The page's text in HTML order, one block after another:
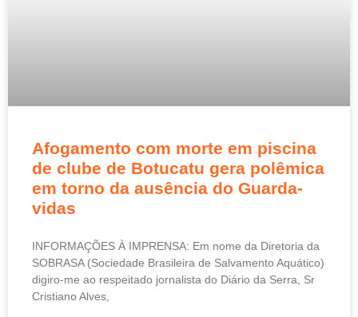
Afogamento com morte em piscina
de clube de Botucatu gera polêmica
em torno da ausência do Guarda-
vidas
INFORMAÇÕES À IMPRENSA: Em nome da Diretoria da
SOBRASA (Sociedade Brasileira de Salvamento Aquático)
digiro-me ao respeitado jornalista do Diário da Serra, Sr
Cristiano Alves,